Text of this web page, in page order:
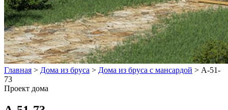
Главная > Дома из бруса > Дома из бруса с мансардой > А-51-
73
Проект дома